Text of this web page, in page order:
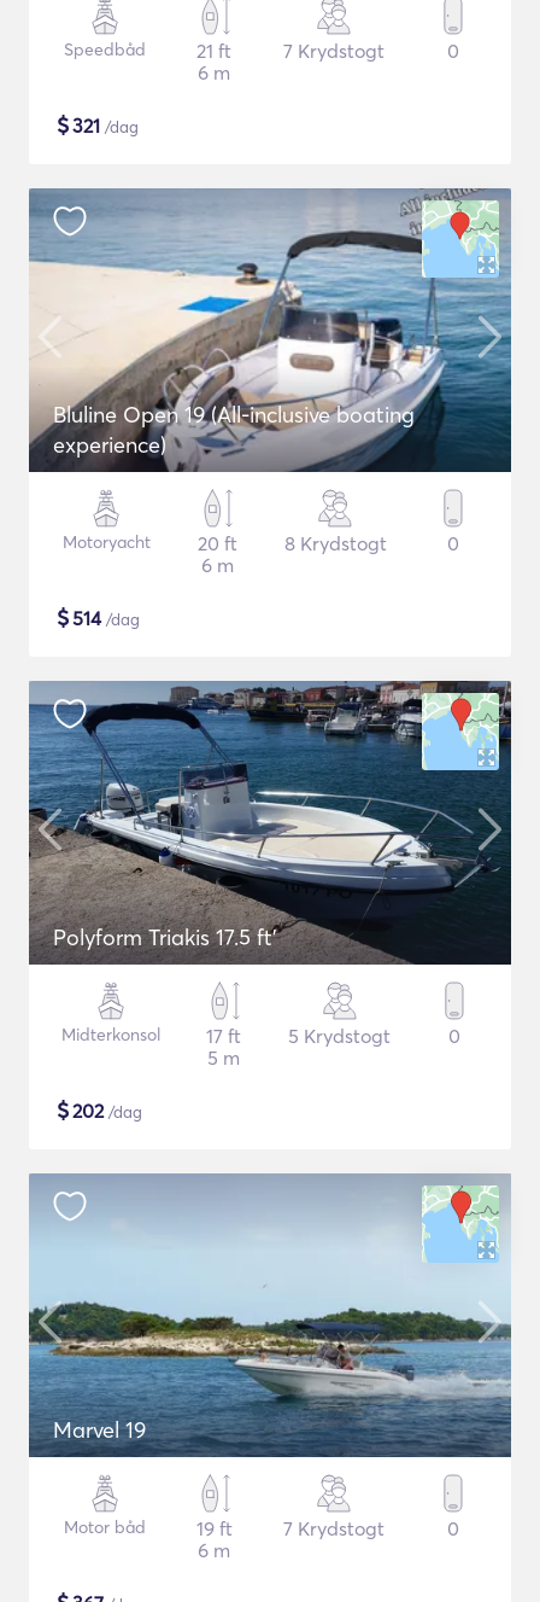
Speedbåd
21 ft
6 m
7 Krydstogt 0
$321 /dag
Bluline Open 19 (All-inclusive boating
experience)
Motoryacht
20 ft
6 m
8 Krydstogt 0
$514/dag
Polyform Triakis 17.5 ft'
Midterkonsol
17 ft
5 m
5 Krydstogt 0
$202/dag
Marvel 19
Motor båd
19 ft
6 m
7 Krydstogt 0